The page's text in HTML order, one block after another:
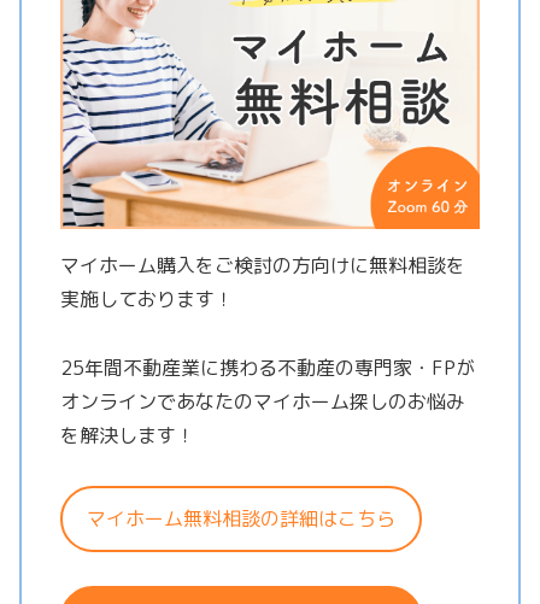
マイホーム購入をご検討の方向けに無料相談を
実施しております！
25年間不動産業に携わる不動産の専門家・FPが
オンラインであなたのマイホーム探しのお悩み
を解決します！
マイホーム無料相談の詳細はこちら